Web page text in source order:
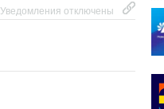
Уведомления отключены